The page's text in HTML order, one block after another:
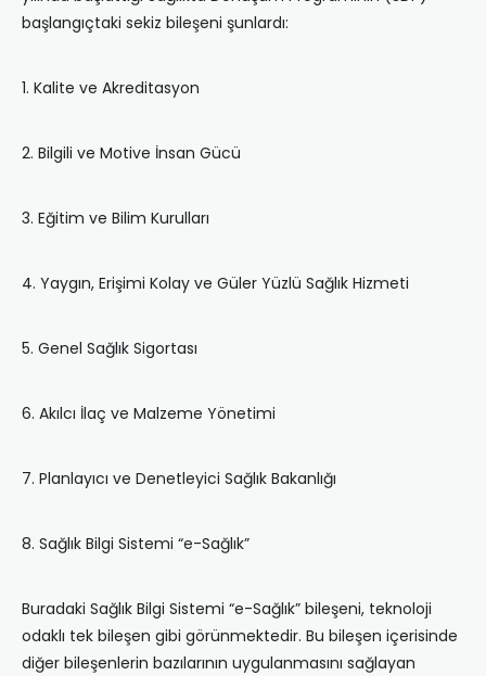
başlangıçtaki sekiz bileşeni şunlardı:
1. Kalite ve Akreditasyon
2. Bilgili ve Motive İnsan Gücü
3. Eğitim ve Bilim Kurulları
4. Yaygın, Erişimi Kolay ve Güler Yüzlü Sağlık Hizmeti
5. Genel Sağlık Sigortası
6. Akılcı İlaç ve Malzeme Yönetimi
7. Planlayıcı ve Denetleyici Sağlık Bakanlığı
8. Sağlık Bilgi Sistemi “e-Sağlık”
Buradaki Sağlık Bilgi Sistemi “e-Sağlık” bileşeni, teknoloji
odaklı tek bileşen gibi görünmektedir. Bu bileşen içerisinde
diğer bileşenlerin bazılarının uygulanmasını sağlayan